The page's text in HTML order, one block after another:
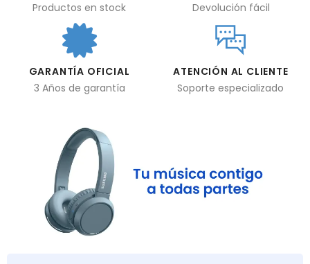
Productos en stock
Devolución fácil
GARANTÍA OFICIAL
3 Años de garantía
ATENCIÓN AL CLIENTE
Soporte especializado